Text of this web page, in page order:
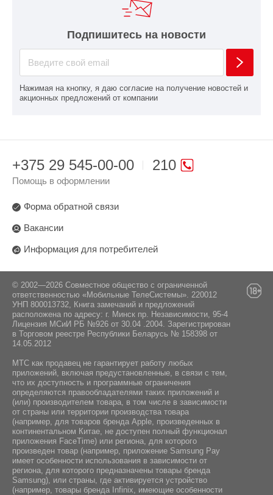
Подпишитесь на новости
Нажимая на кнопку, я даю согласие на получение новостей и
акционных предложений от компании
210
+375 29 545-00-00
Помощь в оформлении
Форма обратной связи
Вакансии
Информация для потребителей
© 2002—2026 Совместное общество с ограниченной
ответственностью «Мобильные ТелеСистемы». 220012
УНП 800013732, Книга замечаний и предложений
расположена по адресу: г. Минск пр. Независимости, 95-4
Лицензия МСиИ РБ №926 от 30.04 .2004. Зарегистрирован
в Торговом реестре Республики Беларусь № 158398 от
14.05.2012
МТС как продавец не гарантирует работу любых
приложений, включая предустановленные, в связи с тем,
что их доступность и программные ограничения
определяются правообладателями таких приложений и
(или) производителем товара, в том числе в зависимости
от страны или территории производства товара
(например, для товаров бренда Apple, произведенных в
континентальном Китае, не доступен полный функционал
приложения FaceTime) или региона, для которого
произведен товар (например, приложение Samsung Pay
имеет особенности использования в зависимости от
региона, для которого предназначены товары бренда
Samsung), или страны, где активируется устройство
(например, товары бренда Infiniх, имеющие особенности